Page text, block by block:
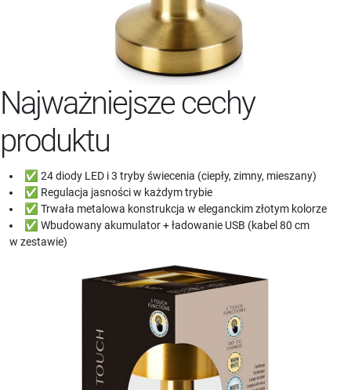
Najważniejsze cechy
produktu
✅ 24 diody LED i 3 tryby świecenia (ciepły, zimny, mieszany)
✅ Regulacja jasności w każdym trybie
✅ Trwała metalowa konstrukcja w eleganckim złotym kolorze
✅ Wbudowany akumulator + ładowanie USB (kabel 80 cm
w zestawie)